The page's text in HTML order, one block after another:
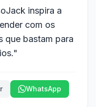
inspira a
com os
que bastam para
WhatsApp